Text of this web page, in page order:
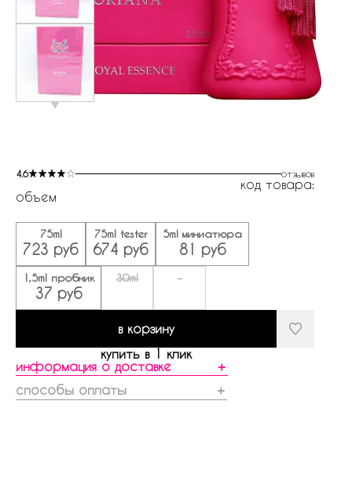
4.6 отзывов
код товара:
объем
75ml
723 руб
75ml tester
674 руб
5ml миниатюра
81 руб
1,5ml пробник
37 руб
30ml -
в корзину
купить в 1 клик
информация о доставке
＋
способы оплаты
＋